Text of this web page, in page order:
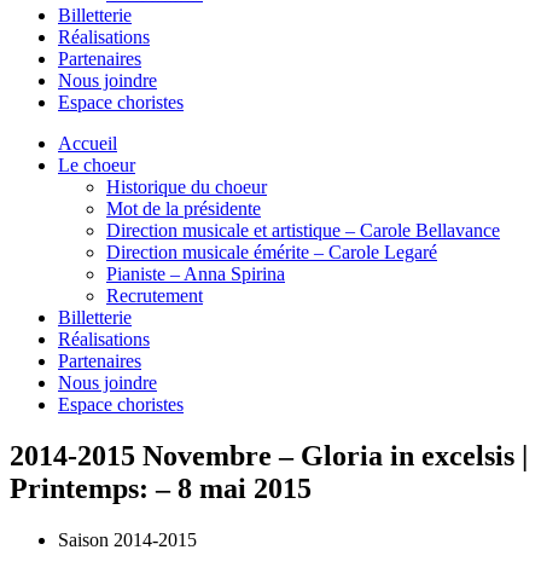
Billetterie
Réalisations
Partenaires
Nous joindre
Espace choristes
Accueil
Le choeur
Historique du choeur
Mot de la présidente
Direction musicale et artistique – Carole Bellavance
Direction musicale émérite – Carole Legaré
Pianiste – Anna Spirina
Recrutement
Billetterie
Réalisations
Partenaires
Nous joindre
Espace choristes
2014-2015 Novembre – Gloria in excelsis |
Printemps: – 8 mai 2015
Saison 2014-2015